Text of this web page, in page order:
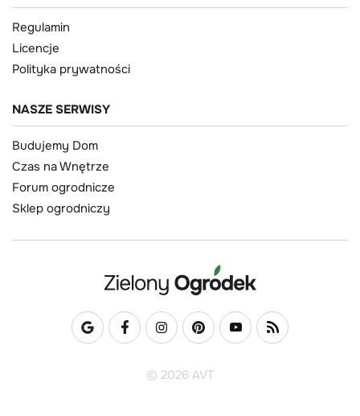
Regulamin
Licencje
Polityka prywatności
NASZE SERWISY
Budujemy Dom
Czas na Wnętrze
Forum ogrodnicze
Sklep ogrodniczy
© 2026 AVT